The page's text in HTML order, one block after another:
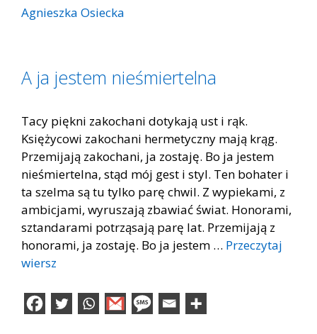
Agnieszka Osiecka
A ja jestem nieśmiertelna
Tacy piękni zakochani dotykają ust i rąk.
Księżycowi zakochani hermetyczny mają krąg.
Przemijają zakochani, ja zostaję. Bo ja jestem
nieśmiertelna, stąd mój gest i styl. Ten bohater i
ta szelma są tu tylko parę chwil. Z wypiekami, z
ambicjami, wyruszają zbawiać świat. Honorami,
sztandarami potrząsają parę lat. Przemijają z
honorami, ja zostaję. Bo ja jestem … Przeczytaj
wiersz